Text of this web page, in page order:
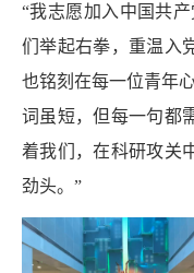
“我志愿加入中国共
们举起右拳，重温入
也铭刻在每一位青年
词虽短，但每一句都
着我们，在科研攻关
劲头。”